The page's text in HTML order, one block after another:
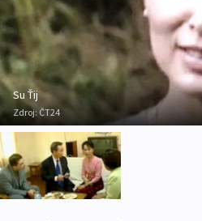
Su Ťij
Zdroj:ČT24